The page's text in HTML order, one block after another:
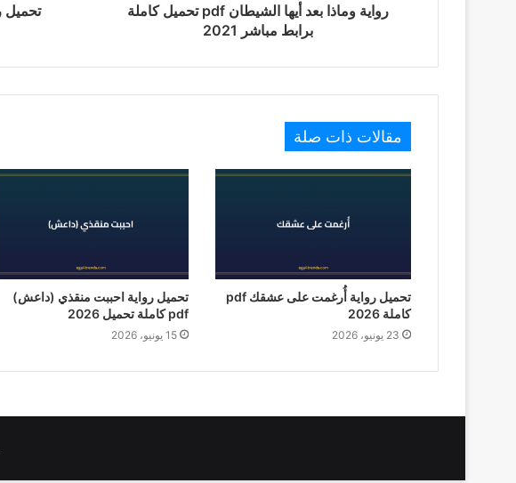
رواية وماذا بعد أيها الشيطان pdf تحميل كاملة
برابط مباشر 2021
مقالات ذات صلة
تحميل رواية أُرغمت على عشقك pdf
كاملة 2026
23 يونيو، 2026
تحميل رواية احببت منقذي (داعش)
pdf كاملة تحميل 2026
15 يونيو، 2026